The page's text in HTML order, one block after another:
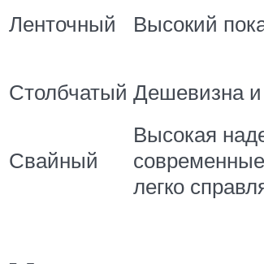
Ленточный Высокий
Столбчатый Дешевизна и
Свайный
Высокая
легко